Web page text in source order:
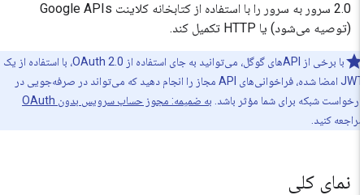
2.0 سرور به سرور را با استفاده از کتابخانه کلاینت Google APIs
(توصیه می‌شود) یا HTTP تکمیل کند.
با برخی از APIهای گوگل، می‌توانید به جای استفاده از OAuth 2.0، با استفاده از یک
JWT امضا شده، فراخوانی‌های API مجاز را انجام دهید که می‌تواند در صرفه‌جویی در
شبکه برای شما مؤثر باشد.به ضمیمه: مجوز حساب سرویس بدون OAuth
کنید.
نمای کلی